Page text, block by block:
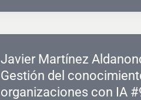
Javier Martínez
Gestión del
organizaciones con IA